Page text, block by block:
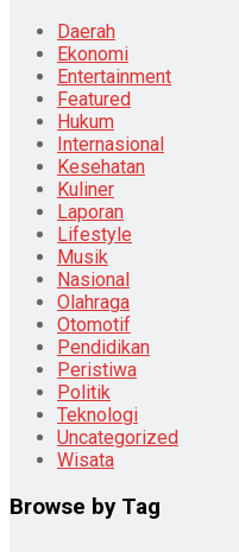
Daerah
Ekonomi
Entertainment
Featured
Hukum
Internasional
Kesehatan
Kuliner
Laporan
Lifestyle
Musik
Nasional
Olahraga
Otomotif
Pendidikan
Peristiwa
Politik
Teknologi
Uncategorized
Wisata
Browse by Tag